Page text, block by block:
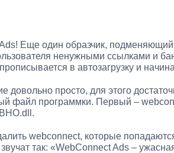
Еще один образчик,
ненужными ссылками и
в автозагрузку и
довольно просто, для этого
файл программки. Первый –
webconnect, которые
звучат так: «WebConnect Ads –